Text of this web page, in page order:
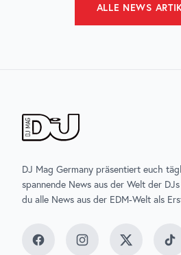
ALLE NEWS
DJ Mag Germany präsentiert euch
spannende News aus der Welt der
du alle News aus der EDM-Welt als
FacebookInstagramTwitter